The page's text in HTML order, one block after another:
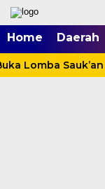
mgid.com, 522897,
Home Daerah
Lomba